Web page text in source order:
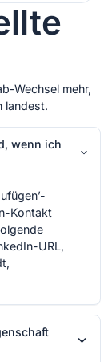
Wechsel mehr,
landest.
wenn ich
Kontakt
URL,